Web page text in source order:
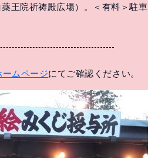
王院祈祷殿広場）。＜有料＞駐車
ームページにてご確認ください。